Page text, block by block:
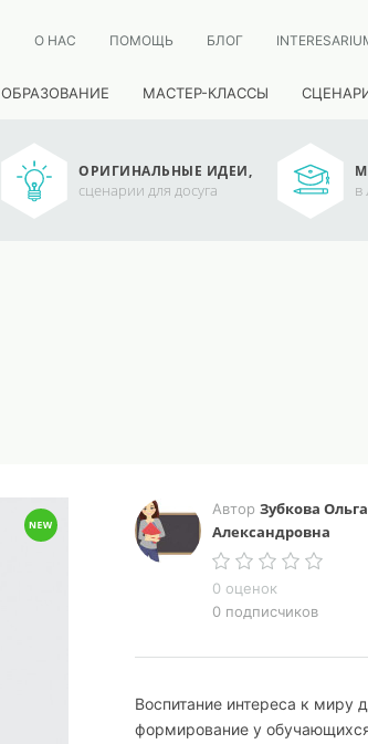
О НАС ПОМОЩЬ БЛОГ
ОБРАЗОВАНИЕ МАСТЕР-КЛАССЫ
ОРИГИНАЛЬНЫЕ ИДЕИ,
сценарии для досуга в
Автор Зубкова Ольга
Александровна
0 оценок
0 подписчиков
Воспитание интереса к миру
формирование у